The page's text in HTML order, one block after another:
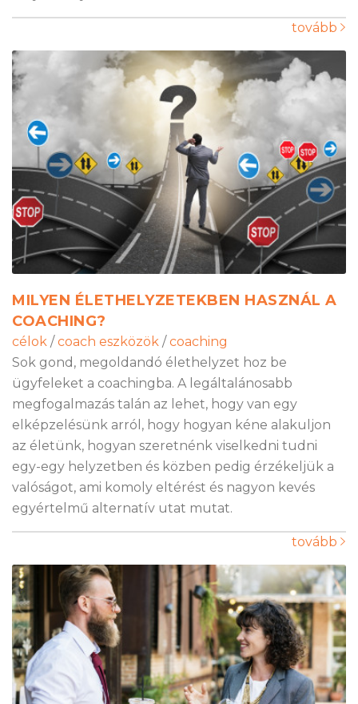
tovább
MILYEN ÉLETHELYZETEKBEN HASZNÁL A
COACHING?
célok / coach eszközök / coaching
Sok gond, megoldandó élethelyzet hoz be
ügyfeleket a coachingba. A legáltalánosabb
megfogalmazás talán az lehet, hogy van egy
elképzelésünk arról, hogy hogyan kéne alakuljon
az életünk, hogyan szeretnénk viselkedni tudni
egy-egy helyzetben és közben pedig érzékeljük a
valóságot, ami komoly eltérést és nagyon kevés
egyértelmű alternatív utat mutat.
tovább